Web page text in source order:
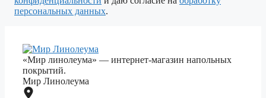
персональных данных.
«Мир линолеума» — интернет-магазин напольных
покрытий.
Мир Линолеума